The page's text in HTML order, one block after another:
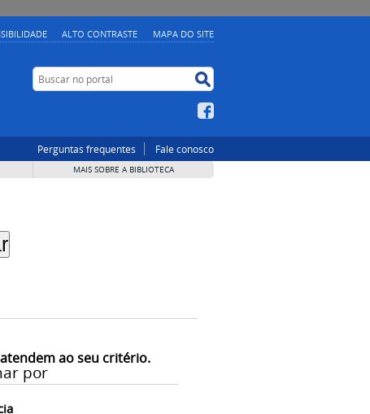
ALTO CONTRASTE MAPA DO SITE
Buscar no portal
Perguntas frequentes Fale conosco
MAIS SOBRE A BIBLIOTECA
ao seu critério.
por